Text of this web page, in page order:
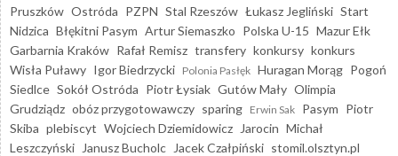
Pruszków Ostróda PZPN Stal Rzeszów Łukasz Jegliński Start
Nidzica Błękitni Pasym Artur Siemaszko Polska U-15 Mazur Ełk
Garbarnia Kraków Rafał Remisz transfery konkursy konkurs
Wisła Puławy Igor Biedrzycki Polonia Pasłęk Huragan Morąg Pogoń
Siedlce Sokół Ostróda Piotr Łysiak Gutów Mały Olimpia
Grudziądz obóz przygotowawczy sparing Erwin Sak Pasym Piotr
Skiba plebiscyt Wojciech Dziemidowicz Jarocin Michał
Leszczyński
Janusz Bucholc Jacek Czałpiński stomil.olsztyn.pl